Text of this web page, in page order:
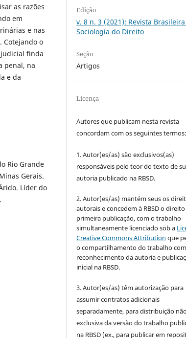
as razões
em
e nas
Cotejando o
finda
penal, na
e da
Rio Grande
Gerais.
Líder do
Edição
v. 8 n. 3 (2021): Revista
Sociologia do Direito
Seção
Artigos
Licença
Autores que publicam nesta revista
concordam com os seguintes termos:
1. Autor(es/as) são exclusivos(as)
responsáveis pelo teor do texto de
autoria publicado na RBSD.
2. Autor(es/as) mantém seus os
autorais e concedem à RBSD o
primeira publicação, com o trabalho
simultaneamente licenciado sob a
Creative Commons Attribution que
o compartilhamento do trabalho com
reconhecimento da autoria e
inicial na RBSD.
3. Autor(es/as) têm autorização para
assumir contratos adicionais
separadamente, para distribuição
exclusiva da versão do trabalho
na RBSD (ex., para publicar em